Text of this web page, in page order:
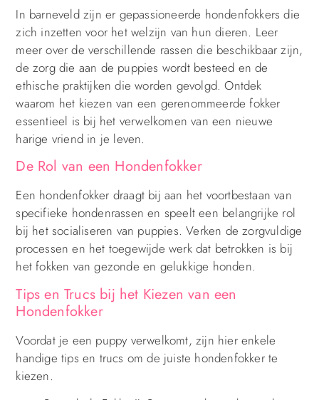
In barneveld zijn er gepassioneerde hondenfokkers die
zich inzetten voor het welzijn van hun dieren. Leer
meer over de verschillende rassen die beschikbaar zijn,
de zorg die aan de puppies wordt besteed en de
ethische praktijken die worden gevolgd. Ontdek
waarom het kiezen van een gerenommeerde fokker
essentieel is bij het verwelkomen van een nieuwe
harige vriend in je leven.
De Rol van een Hondenfokker
Een hondenfokker draagt bij aan het voortbestaan van
specifieke hondenrassen en speelt een belangrijke rol
bij het socialiseren van puppies. Verken de zorgvuldige
processen en het toegewijde werk dat betrokken is bij
het fokken van gezonde en gelukkige honden.
Tips en Trucs bij het Kiezen van een
Hondenfokker
Voordat je een puppy verwelkomt, zijn hier enkele
handige tips en trucs om de juiste hondenfokker te
kiezen.